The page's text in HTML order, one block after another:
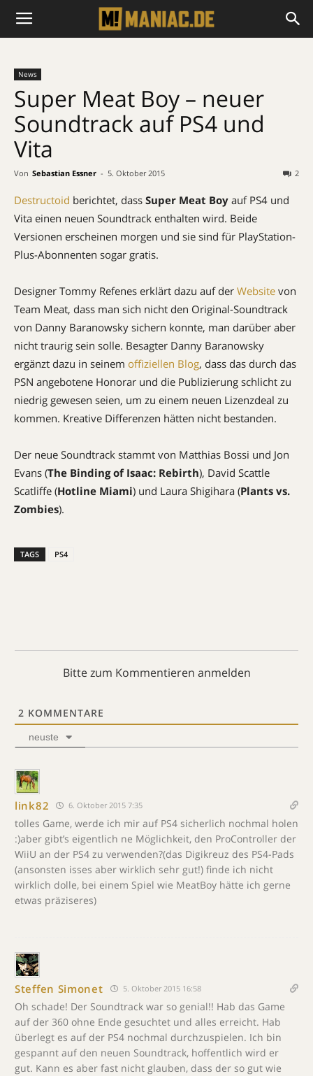
News
Super Meat Boy – neuer
Soundtrack auf PS4 und
Vita
Von Sebastian Essner - 5. Oktober 2015 2
Destructoid berichtet, dass Super Meat Boy auf PS4 und
Vita einen neuen Soundtrack enthalten wird. Beide
Versionen erscheinen morgen und sie sind für PlayStation-
Plus-Abonnenten sogar gratis.
Designer Tommy Refenes erklärt dazu auf der Website von
Team Meat, dass man sich nicht den Original-Soundtrack
von Danny Baranowsky sichern konnte, man darüber aber
nicht traurig sein solle. Besagter Danny Baranowsky
ergänzt dazu in seinem offiziellen Blog, dass das durch das
PSN angebotene Honorar und die Publizierung schlicht zu
niedrig gewesen seien, um zu einem neuen Lizenzdeal zu
kommen. Kreative Differenzen hätten nicht bestanden.
Der neue Soundtrack stammt von Matthias Bossi und Jon
Evans (The Binding of Isaac: Rebirth), David Scattle
Scatliffe (Hotline Miami) und Laura Shigihara (Plants vs.
Zombies).
TAGS PS4
Bitte zum Kommentieren anmelden
2 KOMMENTARE
neuste
link82 6. Oktober 2015 7:35
tolles Game, werde ich mir auf PS4 sicherlich nochmal holen
:)aber gibt’s eigentlich ne Möglichkeit, den ProController der
WiiU an der PS4 zu verwenden?(das Digikreuz des PS4-Pads
(ansonsten isses aber wirklich sehr gut!) finde ich nicht
wirklich dolle, bei einem Spiel wie MeatBoy hätte ich gerne
etwas präziseres)
Steffen Simonet 5. Oktober 2015 16:58
Oh schade! Der Soundtrack war so genial!! Hab das Game
auf der 360 ohne Ende gesuchtet und alles erreicht. Hab
überlegt es auf der PS4 nochmal durchzuspielen. Ich bin
gespannt auf den neuen Soundtrack, hoffentlich wird er
gut. Kann es aber fast nicht glauben, dass der so gut wie